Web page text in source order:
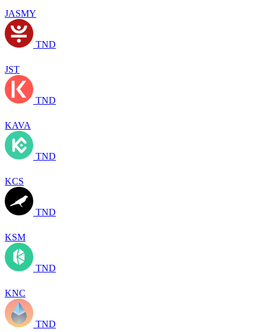
JASMY
TND
JST
TND
KAVA
TND
KCS
TND
KSM
TND
KNC
TND